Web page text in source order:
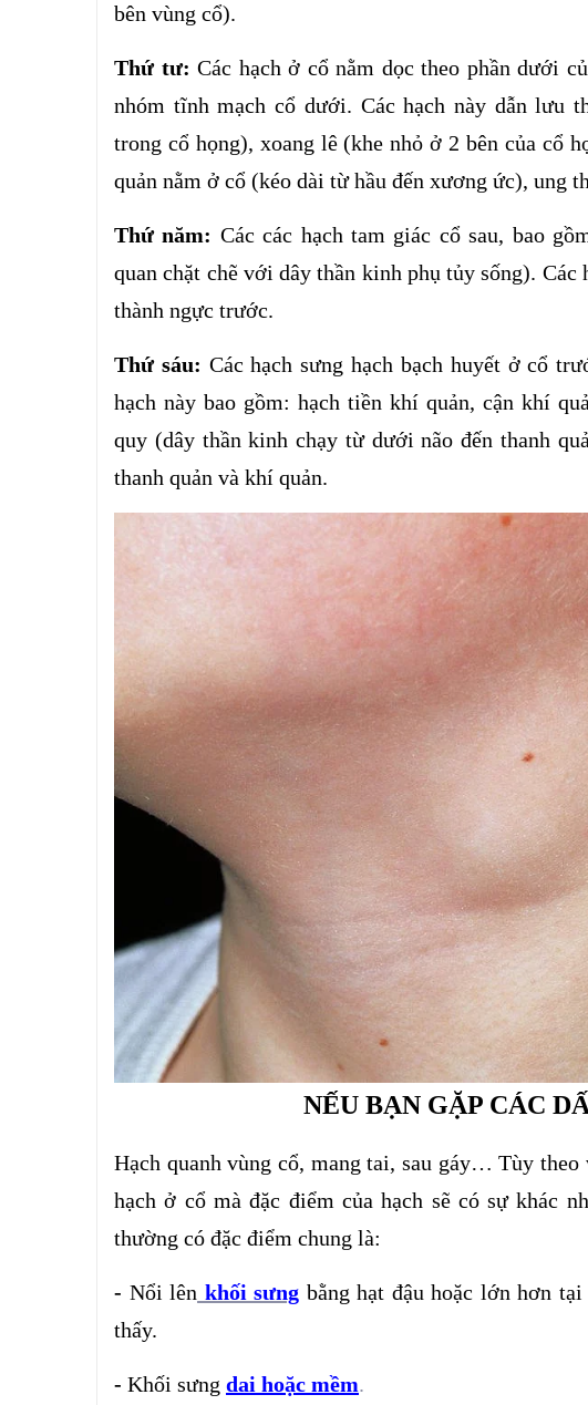
bên vùng cổ).
Thứ tư: Các hạch ở cổ nằm dọc theo phần dưới
nhóm tĩnh mạch cổ dưới. Các hạch này dẫn lưu
trong cổ họng), xoang lê (khe nhỏ ở 2 bên của cổ
quản nằm ở cổ (kéo dài từ hầu đến xương ức), ung
Thứ năm: Các các hạch tam giác cổ sau, bao
quan chặt chẽ với dây thần kinh phụ tủy sống). Các
thành ngực trước.
Thứ sáu: Các hạch sưng hạch bạch huyết ở cổ
hạch này bao gồm: hạch tiền khí quản, cận khí
quy (dây thần kinh chạy từ dưới não đến thanh
thanh quản và khí quản.
NẾU BẠN GẶP CÁC
Hạch quanh vùng cổ, mang tai, sau gáy… Tùy
hạch ở cổ mà đặc điểm của hạch sẽ có sự khác
thường có đặc điểm chung là:
- Nổi lên khối sưng bằng hạt đậu hoặc lớn hơn
thấy.
- Khối sưng dai hoặc mềm.